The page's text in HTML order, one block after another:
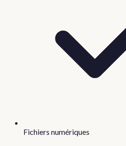
Fichiers numériques